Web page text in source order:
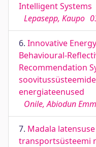
Intelligent Systems
Lepasepp, Kaupo
6. Innovative
Behavioural-
Recommendation
energiateenused
Onile, Abiodun
7. Madala
transportsüsteemi